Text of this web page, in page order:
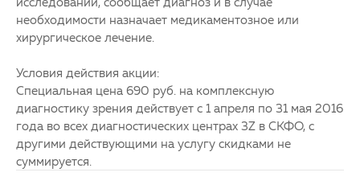
необходимости назначает медикаментозное или
хирургическое лечение.
Условия действия акции:
Специальная цена 690 руб. на комплексную
диагностику зрения действует с 1 апреля по 31 мая 2016
года во всех диагностических центрах 3Z в СКФО, с
другими действующими на услугу скидками не
суммируется.